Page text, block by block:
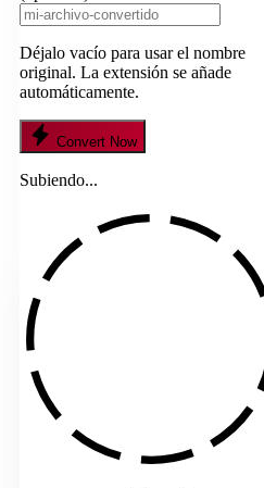
Déjalo vacío para usar el nombre
original. La extensión se añade
automáticamente.
Convert Now
Subiendo...